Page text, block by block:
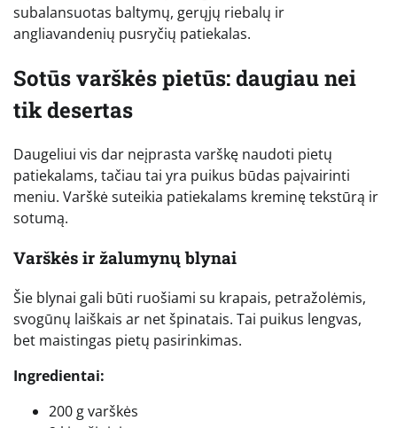
subalansuotas baltymų, gerųjų riebalų ir
angliavandenių pusryčių patiekalas.
Sotūs varškės pietūs: daugiau nei
tik desertas
Daugeliui vis dar neįprasta varškę naudoti pietų
patiekalams, tačiau tai yra puikus būdas paįvairinti
meniu. Varškė suteikia patiekalams kreminę tekstūrą ir
sotumą.
Varškės ir žalumynų blynai
Šie blynai gali būti ruošiami su krapais, petražolėmis,
svogūnų laiškais ar net špinatais. Tai puikus lengvas,
bet maistingas pietų pasirinkimas.
Ingredientai:
200 g varškės